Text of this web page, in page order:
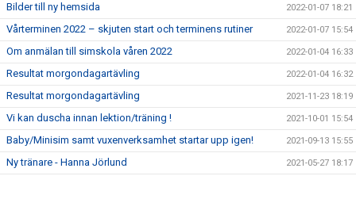
Bilder till ny hemsida 2022-01-07 18:21
Vårterminen 2022 – skjuten start och terminens rutiner 2022-01-07 15:54
Om anmälan till simskola våren 2022 2022-01-04 16:33
Resultat morgondagartävling 2022-01-04 16:32
Resultat morgondagartävling 2021-11-23 18:19
Vi kan duscha innan lektion/träning ! 2021-10-01 15:54
Baby/Minisim samt vuxenverksamhet startar upp igen! 2021-09-13 15:55
Ny tränare - Hanna Jörlund 2021-05-27 18:17